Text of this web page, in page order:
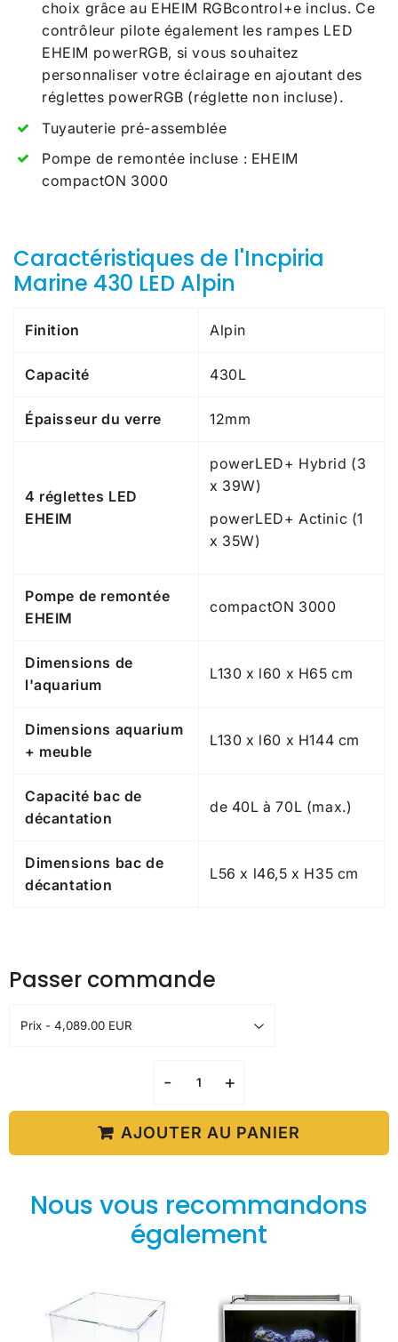
choix grâce au EHEIM RGBcontrol+e inclus. Ce
contrôleur pilote également les rampes LED
EHEIM powerRGB, si vous souhaitez
personnaliser votre éclairage en ajoutant des
réglettes powerRGB (réglette non incluse).
Tuyauterie pré-assemblée
Pompe de remontée incluse : EHEIM
compactON 3000
Caractéristiques de l'Incpiria
Marine 430 LED Alpin
Finition Alpin
Capacité 430L
Épaisseur du verre 12mm
4 réglettes LED
EHEIM
powerLED+ Hybrid (3
x 39W)
powerLED+ Actinic (1
x 35W)
Pompe de remontée
EHEIM
compactON 3000
Dimensions de
l'aquarium
L130 x l60 x H65 cm
Dimensions aquarium
+ meuble
L130 x l60 x H144 cm
Capacité bac de
décantation
de 40L à 70L (max.)
Dimensions bac de
décantation
L56 x l46,5 x H35 cm
Passer commande
- +
AJOUTER AU PANIER
Nous vous recommandons
également